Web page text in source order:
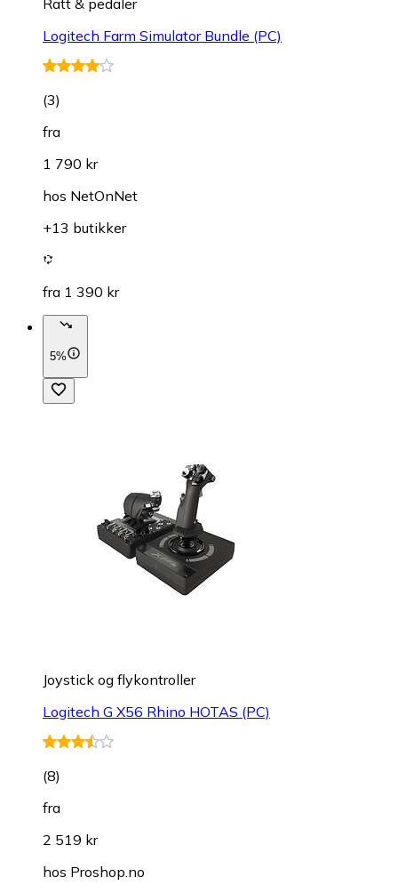
Logitech Farm Simulator Bundle (PC)
(3)
fra
1 790 kr
hos NetOnNet
+13 butikker
fra 1 390 kr
5%
Joystick og flykontroller
Logitech G X56 Rhino HOTAS (PC)
(8)
fra
2 519 kr
hos Proshop.no